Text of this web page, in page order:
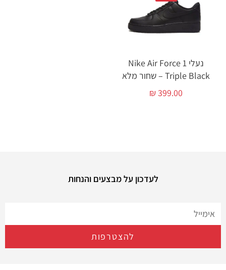
נעלי Nike Air Force 1
Triple Black – שחור מלא
₪399.00
לעדכון על מבצעים והנחות
להצטרפות